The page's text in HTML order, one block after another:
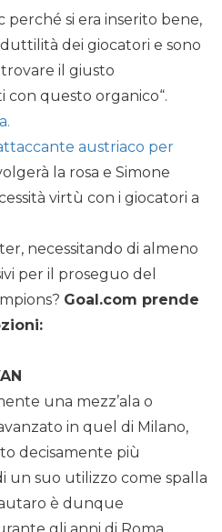
perché si era inserito bene,
dei giocatori e sono
il giusto
con questo organico“.
austriaco per
la rosa e Simone
virtù con i giocatori a
necessitando di almeno
per il proseguo del
Goal.com prende
una mezz’ala o
in quel di Milano,
decisamente più
un suo utilizzo come spalla
è dunque